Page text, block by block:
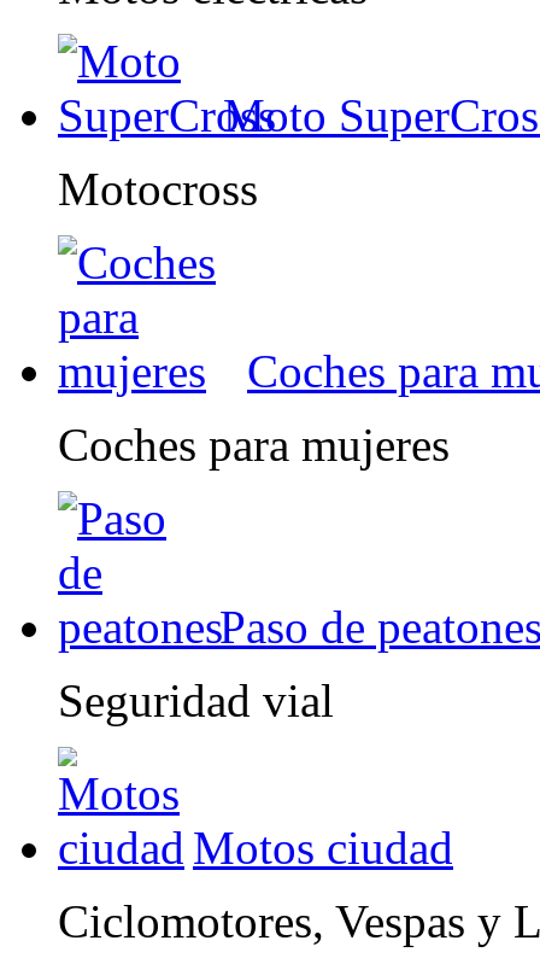
Moto
Motocross
Coches para
Coches para mujeres
Paso de
Seguridad vial
Motos ciudad
Ciclomotores, Vespas y